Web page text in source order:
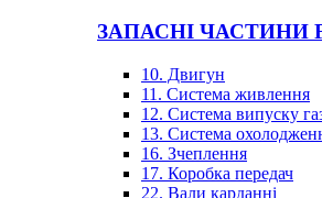
ЗАПАСНІ ЧАСТИНИ
10. Двигун
11. Система живлення
12. Система випуску
13. Система
16. Зчеплення
17. Коробка передач
22. Вали карданні